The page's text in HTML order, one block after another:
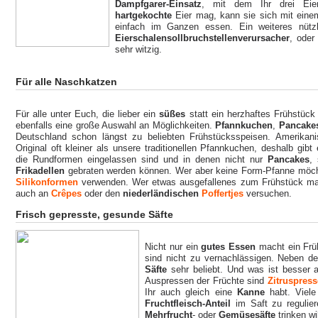
Dampfgarer-Einsatz , mit dem Ihr drei
hartgekochte Eier mag, kann sie sich mit
einfach im Ganzen essen. Ein weiteres
Eierschalensollbruchstellenverursacher , oder
sehr witzig.
Für alle Naschkatzen
Für alle unter Euch, die lieber einsüßes statt ein herzhaftes
ebenfalls eine große Auswahl an Möglichkeiten.Pfannkuchen
Deutschland schon längst zu beliebten Frühstücksspeisen.
Original oft kleiner als unsere traditionellen Pfannkuchen, deshalb
die Rundformen eingelassen sind und in denen nicht nur Pancakes
Frikadellen gebraten werden können. Wer aber keine Form-Pfanne
Silikonformen verwenden. Wer etwas ausgefallenes zum Frühstück
auch an Crêpes oder den niederländischen Poffertjes versuchen.
Frisch gepresste, gesunde Säfte
Nicht nur eingutes Essen macht ein
sind nicht zu vernachlässigen. Neben
Säfte sehr beliebt. Und was ist besser
Auspressen der Früchte sind
Ihr auch gleich eine Kanne habt.
Fruchtfleisch-Anteil im Saft zu
Mehrfrucht- oder Gemüsesäfte trinken